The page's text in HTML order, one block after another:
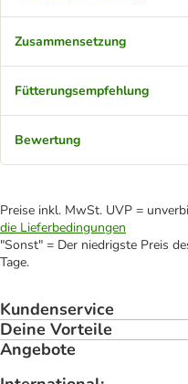
Zusammensetzung
Fütterungsempfehlung
Bewertung
Preise inkl. MwSt. UVP =
die Lieferbedingungen
"Sonst" = Der niedrigste Preis
Tage.
Kundenservice
Deine Vorteile
Angebote